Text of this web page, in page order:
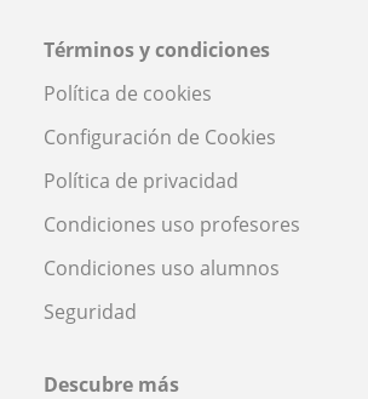
Términos y condiciones
Política de cookies
Configuración de Cookies
Política de privacidad
Condiciones uso profesores
Condiciones uso alumnos
Seguridad
Descubre más